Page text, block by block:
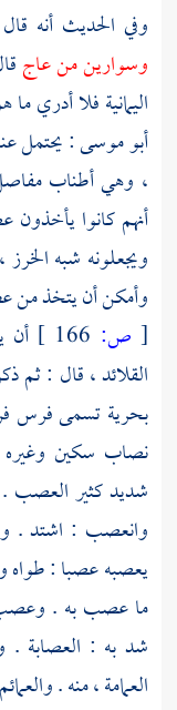
وفي الحديث أنه قال
وسوارين من عاج
اليمانية فلا أدري
أبو موسى: يحتمل
، وهي أطناب
أنهم كانوا
ويجعلونه شبه
وأمكن أن يتخذ من
[ ص:
أن
القلائد ، قال : ثم
بحرية تسمى فرس
نصاب سكين
شديد كثير
وانعصب : اشتد .
يعصبه عصبا : طواه
ما عصب به .
شد به : العصابة
العمامة ، منه .